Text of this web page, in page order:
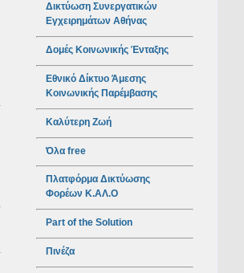
Δικτύωση Συνεργατικών
Εγχειρημάτων Αθήνας
Δομές Κοινωνικής Ένταξης
Εθνικό Δίκτυο Άμεσης
Κοινωνικής Παρέμβασης
Καλύτερη Ζωή
Όλα free
Πλατφόρμα Δικτύωσης
Φορέων Κ.ΑΛ.Ο
Part of the Solution
Πινέζα